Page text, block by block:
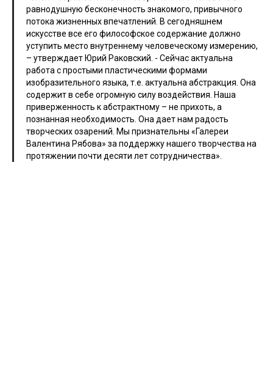
равнодушную бесконечность знакомого, привычного
потока жизненных впечатлений. В сегодняшнем
искусстве все его философское содержание должно
уступить место внутреннему человеческому измерению,
– утверждает Юрий Раковский. - Сейчас актуальна
работа с простыми пластическими формами
изобразительного языка, т.е. актуальна абстракция. Она
содержит в себе огромную силу воздействия. Наша
приверженность к абстрактному – не прихоть, а
познанная необходимость. Она дает нам радость
творческих озарений. Мы признательны «Галереи
Валентина Рябова» за поддержку нашего творчества на
протяжении почти десяти лет сотрудничества».